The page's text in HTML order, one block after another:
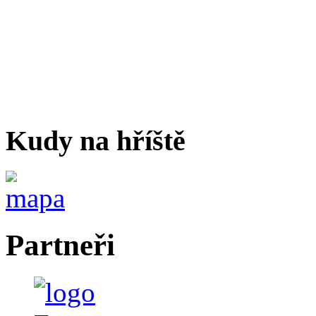
Kudy na hříště
Partneři